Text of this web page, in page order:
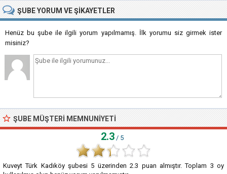
ŞUBEYORUM VE ŞIKAYETLER
Henüz bu şube ile ilgili yorum yapılmamış. İlk yorumu siz girmek ister
misiniz?
ŞUBE MÜŞTERI MEMNUNIYETI
2.3 / 5
Kuveyt Türk Kadıköy şubesi 5 üzerinden2.3 puan almıştır. Toplam 3 oy